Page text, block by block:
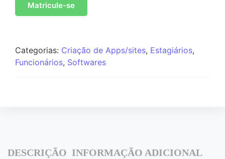
Matricule-se
Categorias: Criação de Apps/sites, Estagiários,
Funcionários, Softwares
DESCRIÇÃO INFORMAÇÃO ADICIONAL